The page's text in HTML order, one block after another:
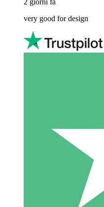
2 giorni fa
very good for design